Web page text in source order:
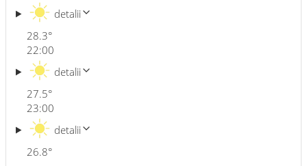
28.3°
detalii
22:00
27.5°
detalii
23:00
26.8°
detalii